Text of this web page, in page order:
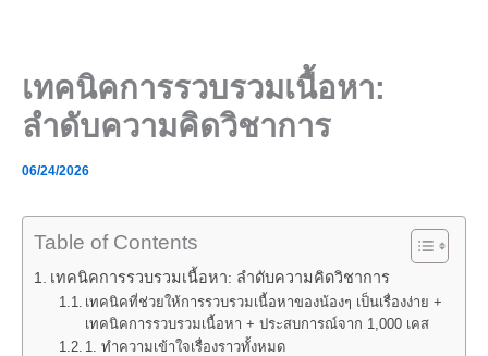
เทคนิคการรวบรวมเนื้อหา:
ลำดับความคิดวิชาการ
06/24/2026
Table of Contents
เทคนิคการรวบรวมเนื้อหา: ลำดับความคิดวิชาการ
เทคนิคที่ช่วยให้การรวบรวมเนื้อหาของน้องๆ เป็นเรื่องง่าย +
เทคนิคการรวบรวมเนื้อหา + ประสบการณ์จาก 1,000 เคส
1. ทำความเข้าใจเรื่องราวทั้งหมด